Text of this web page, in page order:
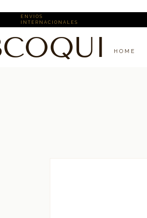
E N V I O S ​
I N T E R N A C I O N A L E S
H O M E